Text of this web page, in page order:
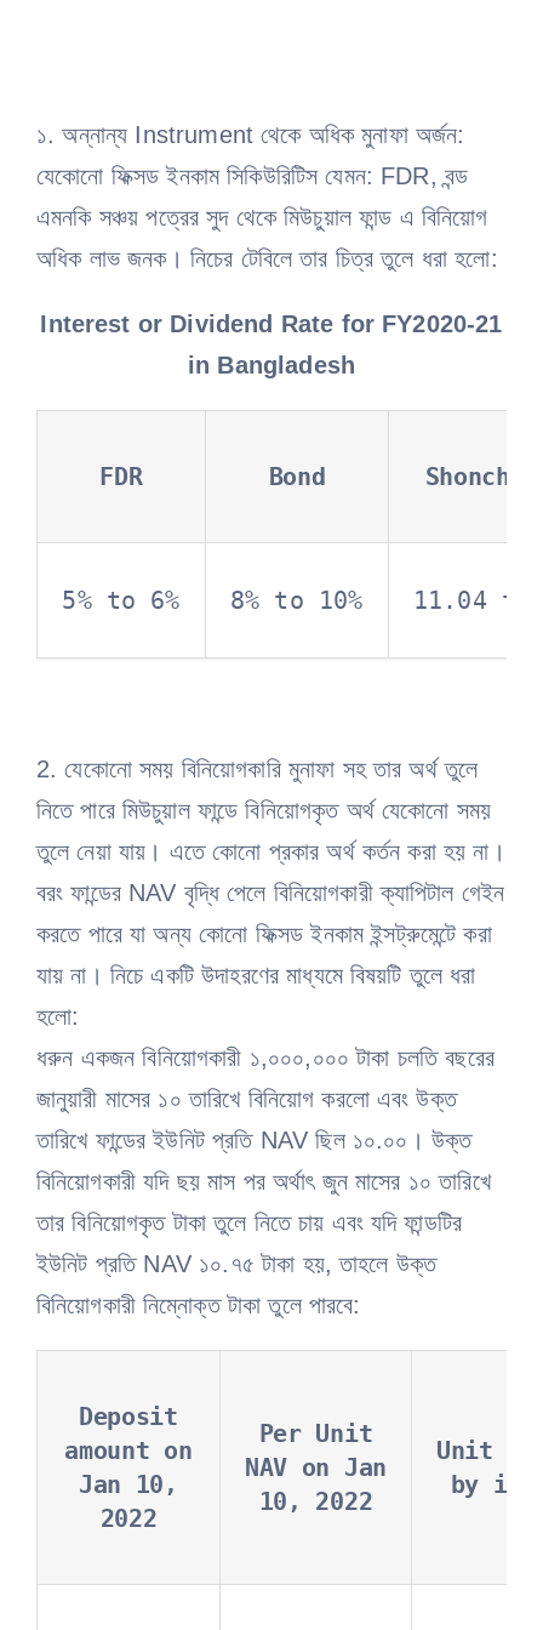
১. অন্নান্য Instrument থেকে অধিক মুনাফা অর্জন:
যেকোনো ফিক্সড ইনকাম সিকিউরিটিস যেমন: FDR, বন্ড
এমনকি সঞ্চয় পত্রের সুদ থেকে মিউচুয়াল ফান্ড এ বিনিয়োগ
অধিক লাভ জনক। নিচের টেবিলে তার চিত্র তুলে ধরা হলো:
Interest or Dividend Rate for FY2020-21
in Bangladesh
FDR Bond
5% to 6% 8% to 10% 11.04 to
2. যেকোনো সময় বিনিয়োগকারি মুনাফা সহ তার অর্থ তুলে
নিতে পারে মিউচুয়াল ফান্ডে বিনিয়োগকৃত অর্থ যেকোনো সময়
তুলে নেয়া যায়। এতে কোনো প্রকার অর্থ কর্তন করা হয় না।
বরং ফান্ডের NAV বৃদ্ধি পেলে বিনিয়োগকারী ক্যাপিটাল গেইন
করতে পারে যা অন্য কোনো ফিক্সড ইনকাম ইন্সট্রুমেন্টে করা
যায় না। নিচে একটি উদাহরণের মাধ্যমে বিষয়টি তুলে ধরা
হলো:
ধরুন একজন বিনিয়োগকারী ১,০০০,০০০ টাকা চলতি বছরের
জানুয়ারী মাসের ১০ তারিখে বিনিয়োগ করলো এবং উক্ত
তারিখে ফান্ডের ইউনিট প্রতি NAV ছিল ১০.০০। উক্ত
বিনিয়োগকারী যদি ছয় মাস পর অর্থাৎ জুন মাসের ১০ তারিখে
তার বিনিয়োগকৃত টাকা তুলে নিতে চায় এবং যদি ফান্ডটির
ইউনিট প্রতি NAV ১০.৭৫ টাকা হয়, তাহলে উক্ত
বিনিয়োগকারী নিম্নোক্ত টাকা তুলে পারবে:
Deposit
amount on
Jan 10,
2022
Per Unit
NAV on Jan
10, 2022
Unit
by